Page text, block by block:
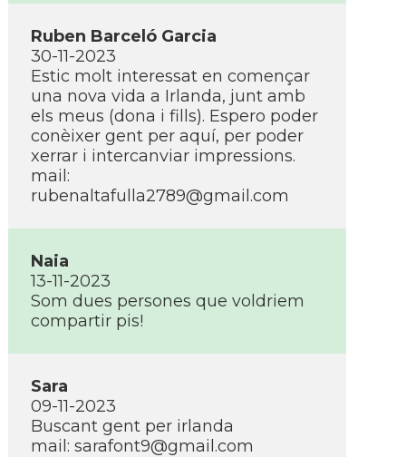
Ruben Barceló Garcia
30-11-2023
Estic molt interessat en començar
una nova vida a Irlanda, junt amb
els meus (dona i fills). Espero poder
conèixer gent per aquí­, per poder
xerrar i intercanviar impressions.
mail:
rubenaltafulla2789@gmail.com
Naia
13-11-2023
Som dues persones que voldriem
compartir pis!
Sara
09-11-2023
Buscant gent per irlanda
mail: sarafont9@gmail.com